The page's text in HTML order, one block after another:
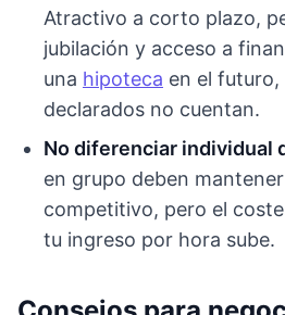
Atractivo a corto plazo,
jubilación y acceso a
una hipoteca en el futuro,
declarados no cuentan.
No diferenciar individual
en grupo deben
competitivo, pero el
tu ingreso por hora sube.